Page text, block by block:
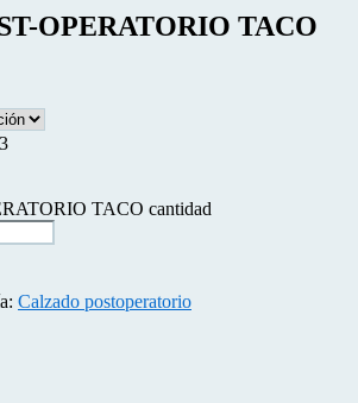
OPERATORIO TACO
3
TACO cantidad
Calzado postoperatorio